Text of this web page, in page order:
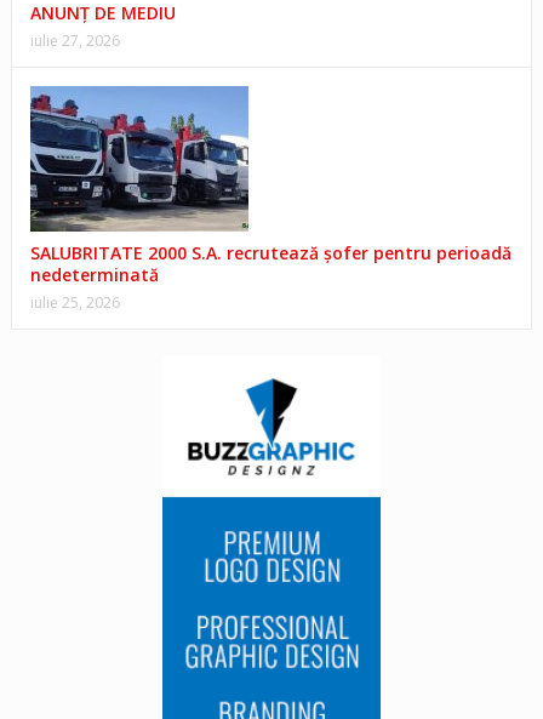
ANUNŢ DE MEDIU
iulie 27, 2026
SALUBRITATE 2000 S.A. recrutează șofer pentru perioadă
nedeterminată
iulie 25, 2026